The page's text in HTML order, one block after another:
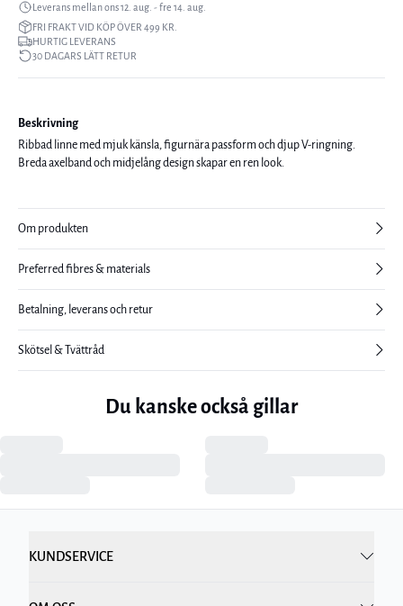
Leverans mellan ons 12. aug. - fre 14. aug.
FRI FRAKT VID KÖP ÖVER 499 KR.
HURTIG LEVERANS
30 DAGARS LÄTT RETUR
Beskrivning
Ribbad linne med mjuk känsla, figurnära passform och djup V-ringning.
Breda axelband och midjelång design skapar en ren look.
Om produkten
Preferred fibres & materials
Betalning, leverans och retur
Skötsel & Tvättråd
Du kanske också gillar
KUNDSERVICE